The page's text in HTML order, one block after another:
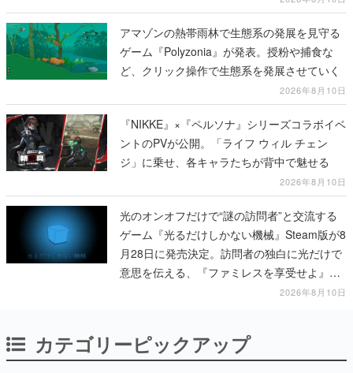
アマゾンの熱帯雨林で生態系の発展を見守る
ゲーム『Polyzonia』が発表。授粉や捕食な
ど、クリック操作で生態系を発展させていく
2026年8月10日
『NIKKE』×『ペルソナ』シリーズコラボイベ
ントのPVが公開。「ライフ ウィル チェン
ジ」に乗せ、各キャラたちが背中で魅せる
2026年8月10日
光のオンオフだけで“謎の訪問者”と交流する
ゲーム『光るだけしかない機械』Steam版が8
月28日に発売決定。訪問者の独白に光だけで
意思を伝える、『ファミレスを享受せよ』開
2026年8月10日
カテゴリーピックアップ